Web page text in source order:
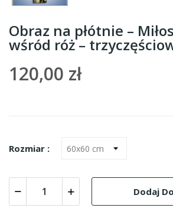
Obraz na płótnie –
wśród róż –
120,00 zł
Rozmiar :
Dodaj